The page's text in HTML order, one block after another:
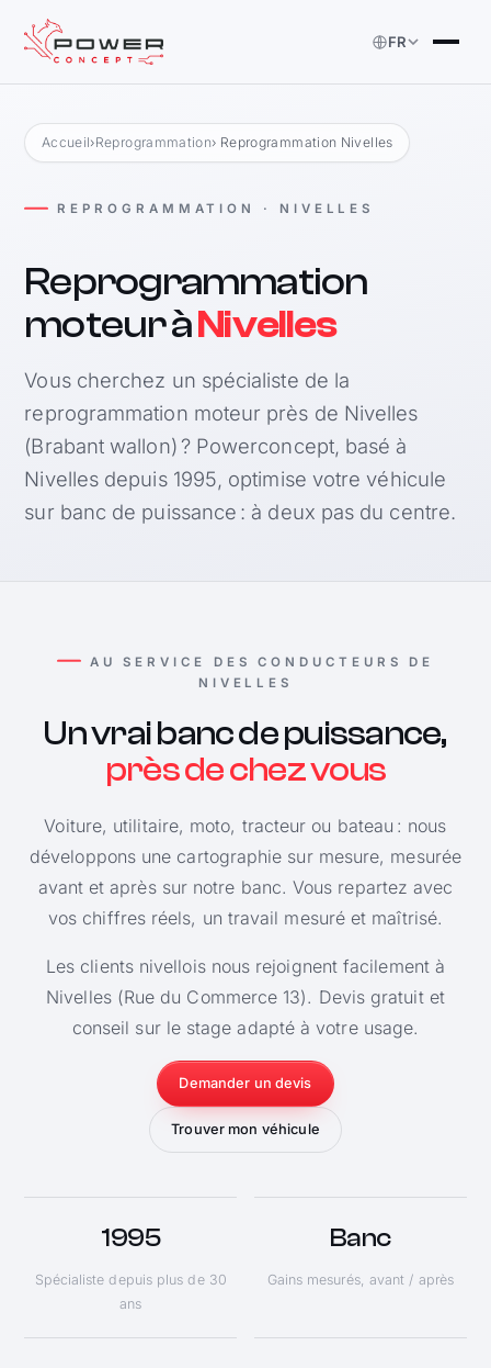
FR
Accueil›Reprogrammation› Reprogrammation Nivelles
REPROGRAMMATION · NIVELLES
Reprogrammation
moteur àNivelles
Vous cherchez un spécialiste de la
reprogrammation moteur près de Nivelles
(Brabant wallon) ? Powerconcept, basé à
Nivelles depuis 1995, optimise votre véhicule
sur banc de puissance : à deux pas du centre.
AU SERVICE DES CONDUCTEURS DE
NIVELLES
Un vrai banc de puissance,
près de chez vous
Voiture, utilitaire, moto, tracteur ou bateau : nous
développons une cartographie sur mesure, mesurée
avant et après sur notre banc. Vous repartez avec
vos chiffres réels, un travail mesuré et maîtrisé.
Les clients nivellois nous rejoignent facilement à
Nivelles (Rue du Commerce 13). Devis gratuit et
conseil sur le stage adapté à votre usage.
Demander un devis
Trouver mon véhicule
1995
Spécialiste depuis plus de 30
ans
Banc
Gains mesurés, avant / après